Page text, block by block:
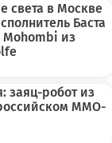
света в Москве
Баста
Mohombi из
заяц-робот из
MMO-